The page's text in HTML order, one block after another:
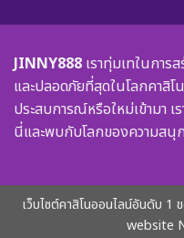
JINNY888 เราทุ่มเทในการ
และปลอดภัยที่สุดในโลกคาสิ
ประสบการณ์หรือใหม่เข้ามา
นี่และพบกับโลกของความสนุ
เว็บไซต์คาสิโนออนไลน์อันดับ
website